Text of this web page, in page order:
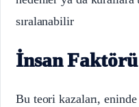
sıralanabilir
İnsan
Bu teori kazaları, eninde